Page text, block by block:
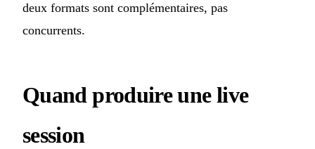
deux formats sont complémentaires, pas
concurrents.
Quand produire une live
session